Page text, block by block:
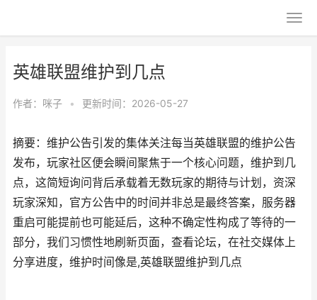
英雄联盟维护到几点
作者： 咪子 • 更新时间：2026-05-27
摘要：维护公告引发的集体关注每当英雄联盟的维护公告
发布，玩家社区便会瞬间聚焦于一个核心问题，维护到几
点，这简短询问背后承载着无数玩家的期待与计划，资深
玩家深知，官方公告中的时间并非总是最终答案，服务器
重启可能提前也可能延后，这种不确定性构成了等待的一
部分，我们习惯性地刷新页面，查看论坛，在社交媒体上
分享进度，维护时间像是,英雄联盟维护到几点